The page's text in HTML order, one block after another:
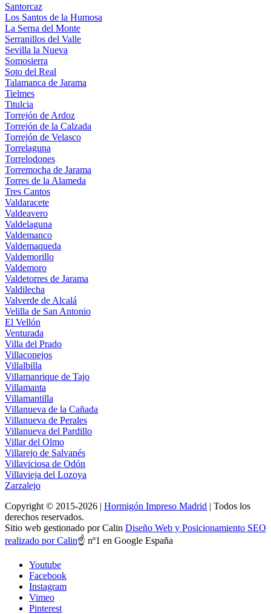
Santorcaz
Los Santos de la Humosa
La Serna del Monte
Serranillos del Valle
Sevilla la Nueva
Somosierra
Soto del Real
Talamanca de Jarama
Tielmes
Titulcia
Torrejón de Ardoz
Torrejón de la Calzada
Torrejón de Velasco
Torrelaguna
Torrelodones
Torremocha de Jarama
Torres de la Alameda
Tres Cantos
Valdaracete
Valdeavero
Valdelaguna
Valdemanco
Valdemaqueda
Valdemorillo
Valdemoro
Valdetorres de Jarama
Valdilecha
Valverde de Alcalá
Velilla de San Antonio
El Vellón
Venturada
Villa del Prado
Villaconejos
Villalbilla
Villamanrique de Tajo
Villamanta
Villamantilla
Villanueva de la Cañada
Villanueva de Perales
Villanueva del Pardillo
Villar del Olmo
Villarejo de Salvanés
Villaviciosa de Odón
Villavieja del Lozoya
Zarzalejo
Copyright © 2015-2026 | Hormigón Impreso Madrid | Todos los
derechos reservados.
Sitio web gestionado por Calin Diseño Web y Posicionamiento SEO
realizado por Calin☝ nº1 en Google España
Youtube
Facebook
Instagram
Vimeo
Pinterest